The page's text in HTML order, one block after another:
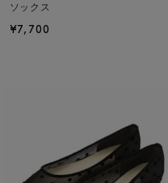
ソックス
¥7,700